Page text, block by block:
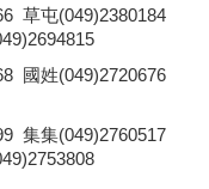
草屯(049)2380184
國姓(049)2720676
集集(049)2760517